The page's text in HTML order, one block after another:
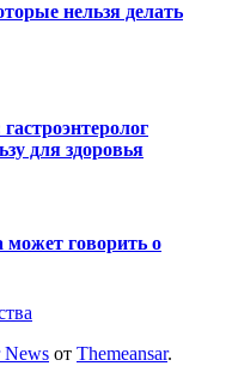
нельзя делать
для здоровья
может говорить о
News от Themeansar.